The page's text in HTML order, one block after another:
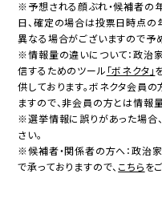
※予想される顔ぶれ・候補者の
日、確定の場合は投票日時点
異なる場合がございますので予
※情報量の違いについて：政治
信するためのツール 「ボネクタ」
供しております。ボネクタ会員
ますので、非会員の方とは情報
※選挙情報に誤りがあった場合
さい。
※候補者・関係者の方へ：政治
で承っておりますので、 こちらを